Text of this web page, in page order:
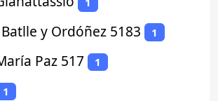
Batlle y Ordóñez 5183 1
Paz 517 1
1